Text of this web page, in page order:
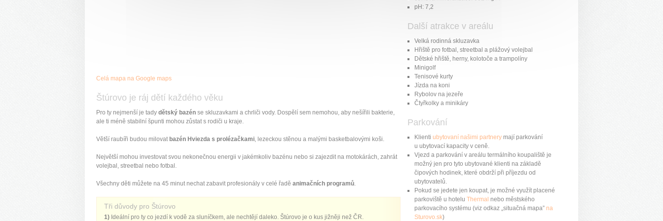
Celá mapa na Google maps
Štúrovo je ráj dětí každého věku
Pro ty nejmenší je tady dětský bazén se skluzavkami a chrliči vody. Dospělí sem nemohou, aby nešířili bakterie,
ale ti méně stabilní špunti mohou zůstat s rodiči u kraje.
Větší raubíři budou milovat bazén Hviezda s prolézačkami, lezeckou stěnou a malými basketbalovými ko­ši.
Největší mohou investovat svou nekonečnou energii v jakémkoliv bazénu nebo si zajezdit na motokárách, zahrát
volejbal, streetbal nebo fotbal.
Všechny děti můžete na 45 minut nechat zabavit profesionály v celé řadě animačních programů.
Tři důvody pro Štúrovo
1) Ideální pro ty co jezdí k vodě za sluníčkem, ale nechtějí daleko. Štúrovo je o kus jižněji než ČR.
pH: 7,2
Další atrakce v areálu
Velká rodinná skluzavka
Hřiště pro fotbal, streetbal a plážový volejbal
Dětské hřiště, herny, kolotoče a trampolíny
Minigolf
Tenisové kurty
Jízda na koni
Rybolov na jezeře
Čtyřkolky a minikáry
Parkování
Klientiubytovaní našimi partnery mají parkování
u ubytovací kapacity v ceně.
Vjezd a parkování v areálu termálního koupaliště je
možný jen pro tyto ubytované klienti na základě
čipových hodinek, které obdrží při příjezdu od
ubytovatelů.
Pokud se jedete jen koupat, je možné využít placené
parkoviště u hoteluThermal nebo městského
parkovacího systému (viz odkaz „situačná mapa” na
Sturovo.sk)